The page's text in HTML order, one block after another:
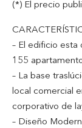
(*) El precio
– El edificio
155
– La base
local comercial
corporativo de
– Diseño